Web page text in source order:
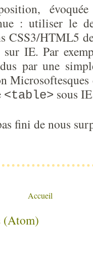
: utiliser le
CSS3/HTML5
IE. Par
par une
<table> sous
fini de nous
Accueil